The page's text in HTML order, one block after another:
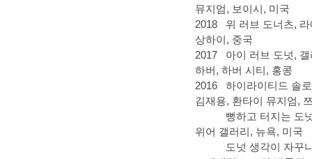
뮤지엄, 보이시, 미국
2018
위 러브 도너츠,
상하이, 중국
2017
아이 러브 도넛,
하버, 하버 시티, 홍콩
2016
하이라이티드 솔
김재용, 환타이 뮤지엄,
뻥하고 터지는 도
위어 갤러리, 뉴욕, 미국
도넛 생각이 자꾸